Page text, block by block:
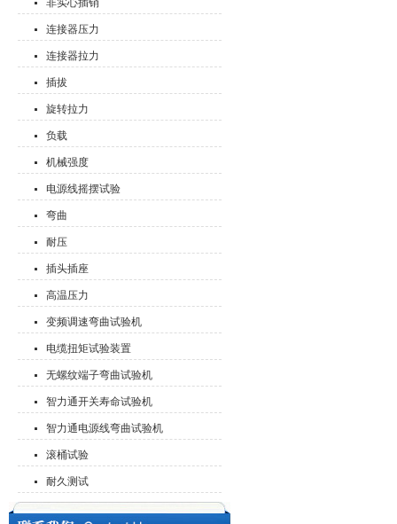
非实心插销
连接器压力
连接器拉力
插拔
旋转拉力
负载
机械强度
电源线摇摆试验
弯曲
耐压
插头插座
高温压力
变频调速弯曲试验机
电缆扭矩试验装置
无螺纹端子弯曲试验机
智力通开关寿命试验机
智力通电源线弯曲试验机
滚桶试验
耐久测试